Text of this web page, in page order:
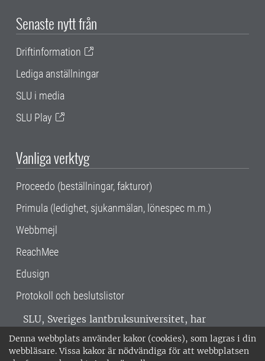
Denna webbplats använder kakor (cookies), som lagras i din
webbläsare. Vissa kakor är nödvändiga för att webbplatsen
Senaste nytt från
Driftinformation
Lediga anställningar
SLU i media
SLU Play
Vanliga verktyg
Proceedo (beställningar, fakturor)
Primula (ledighet, sjukanmälan, lönespec m.m.)
Webbmejl
ReachMee
Edusign
Protokoll och beslutslistor
SLU, Sveriges lantbruksuniversitet, har
verksamhet över hela Sverige. Huvudorter är
Alnarp, Uppsala och Umeå.SLU är